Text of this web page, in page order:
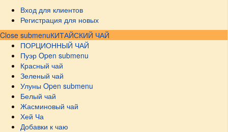
Вход для клиентов
Регистрация для новых
Close submenuКИТАЙСКИЙ ЧАЙ
ПОРЦИОННЫЙ ЧАЙ
Пуэр Open submenu
Красный чай
Зеленый чай
Улуны Open submenu
Белый чай
Жасминовый чай
Хей Ча
Добавки к чаю